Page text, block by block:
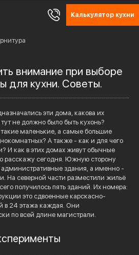
Калькулятор кухни
внимание при выборе
для кухни. Советы.
эти дома, какова их
не должно было быть кухонь?
маленькие, а самые большие
А также - как и для чего
И как в этих домах живут обычные
расскажу сегодня. Южную сторону
административные здания, а именно -
На северной части разместили жильё
получилось пять зданий. Их номера:
это сдвоенные карскасно-
в 24 этажа каждая. Они
по всей длине магистрали.